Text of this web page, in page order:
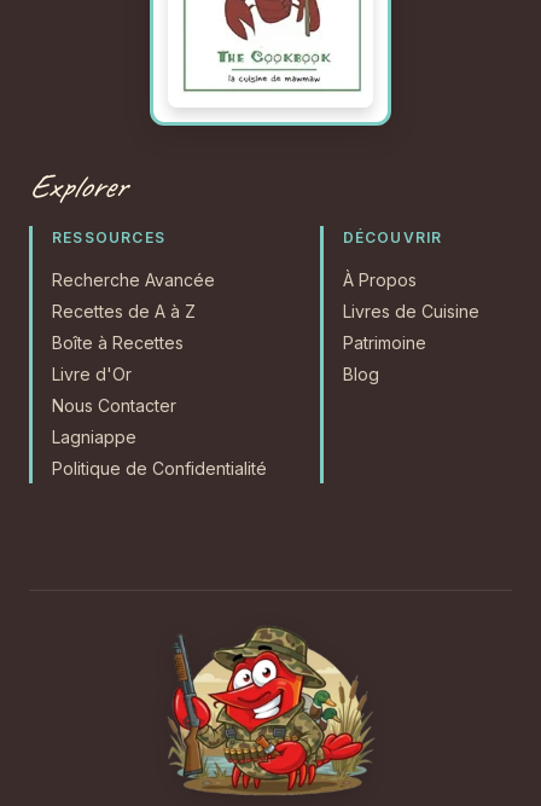
Explorer
RESSOURCES
Recherche Avancée
Recettes de A à Z
Boîte à Recettes
Livre d'Or
Nous Contacter
Lagniappe
Politique de Confidentialité
DÉCOUVRIR
À Propos
Livres de Cuisine
Patrimoine
Blog